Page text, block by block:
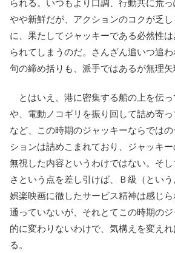
られる。いつもより口調、行動共に荒
やや新鮮だが、アクションのコクが乏
に、果たしてジャッキーである必然性
られてしまうのだ。さんざん追いつ追
句の締め括りも、派手ではあるが無理矢
とはいえ、港に密集する船の上を伝っ
や、電動ノコギリを振り回して詰め寄
など、この時期のジャッキーならでは
ションは詰めこまれており、ジャッキ
無視した内容というわけではない。そ
さという点を差し引けば、Ｂ級（という
娯楽映画に徹したサービス精神は感じ
通っていないが、それとてこの時期の
的に変わりないわけで、気構えを変え
る。